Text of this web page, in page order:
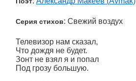
Серия стихов: Свежий воздух
Телевизор нам сказал,
Что дождя не будет.
Зонт не взял я и попал
Под грозу большую.